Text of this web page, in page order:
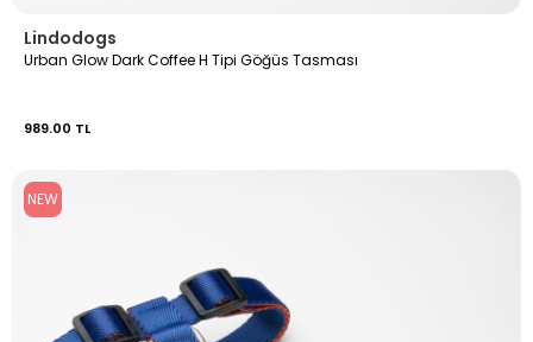
Lindodogs
Urban Glow Dark Coffee H Tipi Göğüs Tasması
989.00 TL
NEW